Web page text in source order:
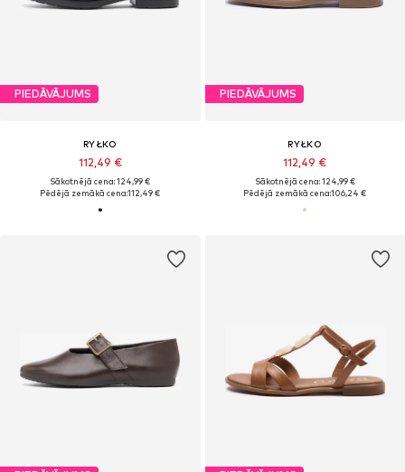
PIEDĀVĀJUMS
RYŁKO
112,49 €
Sākotnējā cena: 124,99 €
Pēdējā zemākā cena:112,49 €
PIEDĀVĀJUMS
RYŁKO
112,49 €
Sākotnējā cena: 124,99 €
Pēdējā zemākā cena:106,24 €